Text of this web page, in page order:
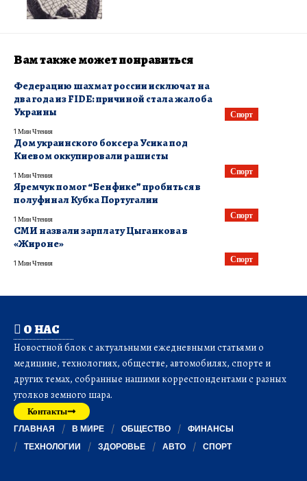
Вам также может понравиться
Спорт
Федерацию шахмат россии исключат на
два года из FIDE: причиной стала жалоба
Украины
1 Мин Чтения
Спорт
Дом украинского боксера Усика под
Киевом оккупировали рашисты
1 Мин Чтения
Спорт
Яремчук помог “Бенфике” пробиться в
полуфинал Кубка Португалии
1 Мин Чтения
Спорт
СМИ назвали зарплату Цыганкова в
«Жироне»
1 Мин Чтения
О НАС
Новостной блок с актуальными ежедневными статьями о
медицине, технологиях, обществе, автомобилях, спорте и
других темах, собранные нашими корреспондентами с разных
уголков земного шара.
Контакты
ГЛАВНАЯ В МИРЕ ОБЩЕСТВО
ФИНАНСЫ
ТЕХНОЛОГИИ
ЗДОРОВЬЕ АВТО СПОРТ